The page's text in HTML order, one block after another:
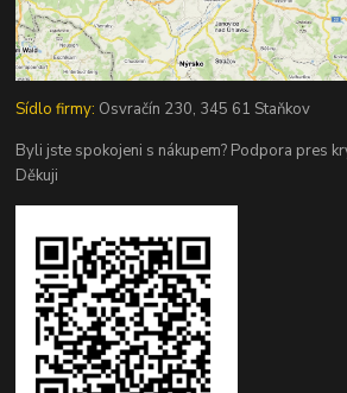
Sídlo firmy: Osvračín 230, 345 61 Staňkov
Byli jste spokojeni s nákupem? Podpora pres
Děkuji